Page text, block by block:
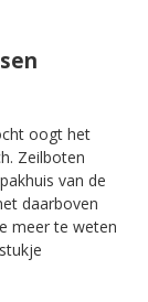
oogt het
Zeilboten
van de
daarboven
meer te weten